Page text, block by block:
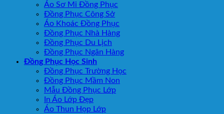
Áo Sơ Mi Đồng Phục
Đồng Phục Công Sở
Áo Khoác Đồng Phục
Đồng Phục Nhà Hàng
Đồng Phục Du Lịch
Đồng Phục Ngân Hàng
Đồng Phục Học Sinh
Đồng Phục Trường Học
Đồng Phục Mầm Non
Mẫu Đồng Phục Lớp
In Áo Lớp Đẹp
Áo Thun Họp Lớp